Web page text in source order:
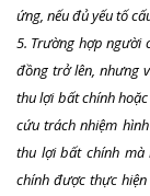
ứng, nếu đủ yếu tố
5. Trường hợp người
đồng trở lên, nhưng
thu lợi bất chính
cứu trách nhiệm
thu lợi bất chính mà
chính được thực